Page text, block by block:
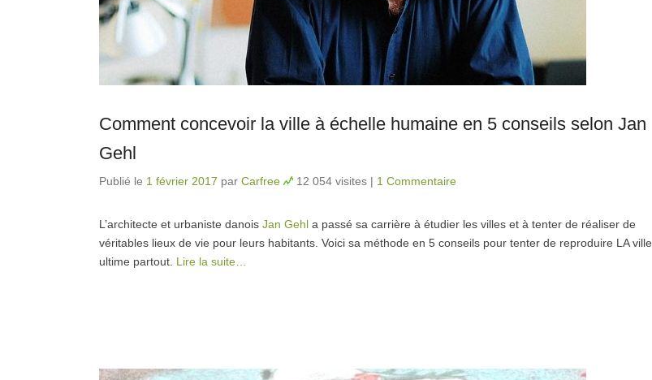
Comment concevoir la ville à échelle humaine en 5 conseils selon Jan
Gehl
Publié le 1 février 2017 par Carfree 12 054 visites | 1 Commentaire
L’architecte et urbaniste danois Jan Gehl a passé sa carrière à étudier les villes et à tenter de réaliser de
véritables lieux de vie pour leurs habitants. Voici sa méthode en 5 conseils pour tenter de reproduire LA ville
ultime partout. Lire la suite…